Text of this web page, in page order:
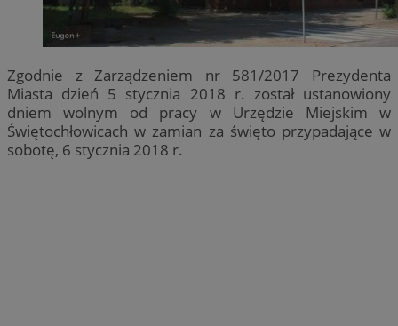
Zgodnie z Zarządzeniem nr 581/2017 Prezydenta
Miasta dzień 5 stycznia 2018 r. został ustanowiony
dniem wolnym od pracy w Urzędzie Miejskim w
Świętochłowicach w zamian za święto przypadające w
sobotę, 6 stycznia 2018 r.